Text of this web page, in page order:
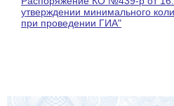
утверждении минимального
при проведении ГИА"